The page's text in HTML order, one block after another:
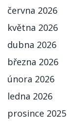
června 2026
května 2026
dubna 2026
března 2026
února 2026
ledna 2026
prosince 2025